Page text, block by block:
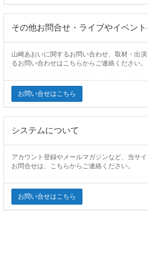
その他お問合せ・ライブやイベン
山崎あおいに関するお問い合わせ、取材・出
るお問い合わせはこちらからご連絡ください。
お問い合せはこちら
システムについて
アカウント登録やメールマガジンなど、当サ
お問合せは、こちらからご連絡ください。
お問い合せはこちら